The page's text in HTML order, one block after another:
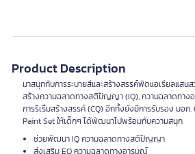
Product Description
มาสนุกกับการระบายสีและสร้างสรรค์พัดแอเรียลแสน
สร้างความฉลาดทางสติปัญญา (IQ), ความฉลาดทาง
การริเริ่มสร้างสรรค์ (CQ) อีกทั้งยังมีการรับรอง มอ
Paint Set ให้เด็กๆ ได้พัฒนาไปพร้อมกับความสนุก
ช่วยพัฒนา IQ ความฉลาดทางสติปัญญา
ส่งเสริม EQ ความฉลาดทางอารมณ์